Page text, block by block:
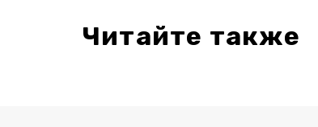
Читайте также